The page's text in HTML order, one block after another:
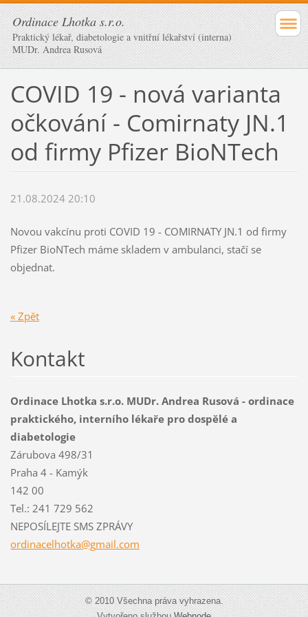
Ordinace Lhotka s.r.o.
Praktický lékař, diabetologie a vnitřní lékařství (interna)
MUDr. Andrea Rusová
COVID 19 - nová varianta
očkování - Comirnaty JN.1
od firmy Pfizer BioNTech
21.08.2024 20:10
Novou vakcínu proti COVID 19 - COMIRNATY JN.1 od firmy
Pfizer BioNTech máme skladem v ambulanci, stačí se
objednat.
« Zpět
Kontakt
Ordinace Lhotka s.r.o. MUDr. Andrea Rusová - ordinace
praktického, interního lékaře pro dospělé a
diabetologie
Zárubova 498/31
Praha 4 - Kamýk
142 00
Tel.: 241 729 562
NEPOSÍLEJTE SMS ZPRÁVY
ordinacelhotka@gmail.com
© 2010 Všechna práva vyhrazena.